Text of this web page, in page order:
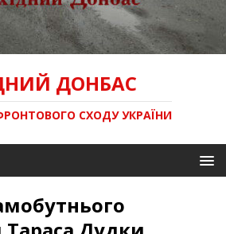
ДОНБАС
СХОДУ УКРАЇНИ